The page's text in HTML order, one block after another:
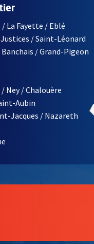
obligatoire)
À LA LETTRE
La Fayette / Eblé
/ Saint-Léonard
/ Grand-Pigeon
Ney / Chalouère
Aubin
Jacques / Nazareth